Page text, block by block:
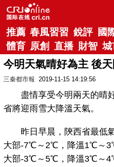
推薦 春風習習 銳評 國
體育 原創 直播 財智 城
今明天氣晴好為主 後
三秦都市報 2019-11-15 14:19:56
盡情享受今明兩天的晴
省將迎雨雪大降溫天氣。
昨日早晨，陝西省最低
大部-7℃～2℃，降溫1℃～
大部-3℃～5℃，降溫3℃～